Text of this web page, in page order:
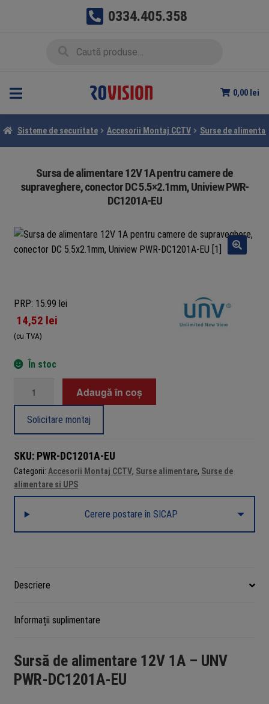
0334.405.358
0,00 lei
Sisteme de securitate Accesorii Montaj CCTV Surse de
Sursa de alimentare 12V 1A pentru camere de
supraveghere, conector DC 5.5×2.1mm, Uniview PWR-
DC1201A-EU
PRP: 15.99 lei
14,52 lei
(cu TVA)
În stoc
1A
pentru
camere
supraveghere,
conector
Uniview
EU
Adaugă în coș
Solicitare montaj
SKU: PWR-DC1201A-EU
Categorii: Accesorii Montaj CCTV, Surse alimentare, Surse de
alimentare si UPS
Cerere postare în SICAP
Descriere
Informații suplimentare
Sursă de alimentare 12V 1A – UNV
PWR-DC1201A-EU